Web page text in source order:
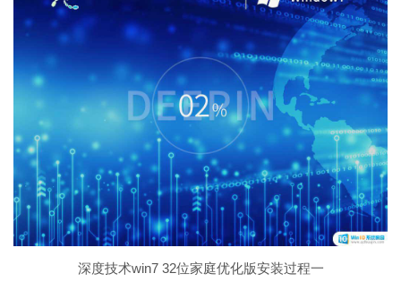
深度技术win7 32位家庭优化版安装过程一